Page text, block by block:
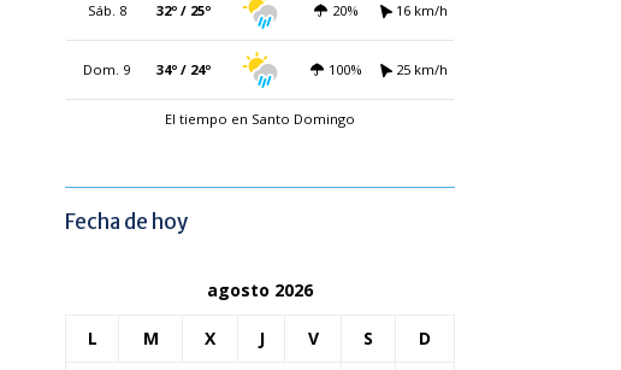
Sáb. 8 32º / 25º 20% 16 km/h
Dom. 9 34º / 24º 100% 25 km/h
El tiempo en Santo Domingo
Fecha de hoy
agosto 2026
L M X J V S D